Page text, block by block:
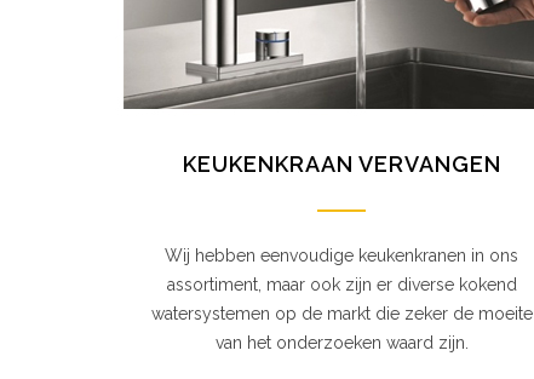
KEUKENKRAAN VERVANGEN
Wij hebben eenvoudige keukenkranen in ons
assortiment, maar ook zijn er diverse kokend
watersystemen op de markt die zeker de moeite
van het onderzoeken waard zijn.